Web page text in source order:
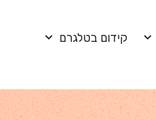
קידום בטלגרם